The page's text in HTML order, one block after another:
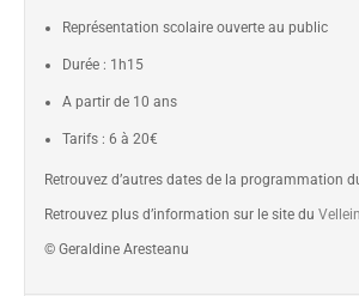
Représentation scolaire ouverte au public
Durée : 1h15
A partir de 10 ans
Tarifs : 6 à 20€
Retrouvez d’autres dates de la programmation
Retrouvez plus d’information sur le site du Vellein
© Geraldine Aresteanu